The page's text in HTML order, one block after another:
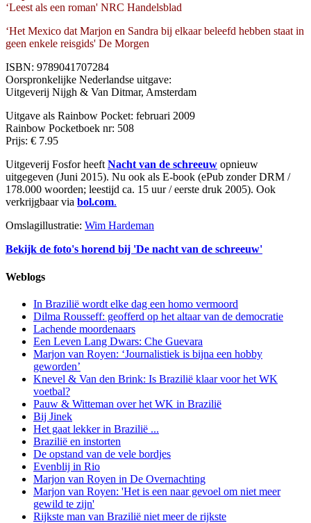
‘Leest als een roman' NRC Handelsblad
‘Het Mexico dat Marjon en Sandra bij elkaar beleefd hebben staat in
geen enkele reisgids' De Morgen
ISBN: 9789041707284
Oorspronkelijke Nederlandse uitgave:
Uitgeverij Nijgh & Van Ditmar, Amsterdam
Uitgave als Rainbow Pocket: februari 2009
Rainbow Pocketboek nr: 508
Prijs: € 7.95
Uitgeverij Fosfor heeftNacht van de schreeuw opnieuw
uitgegeven (Juni 2015). Nu ook als E-book (ePub zonder DRM /
178.000 woorden; leestijd ca. 15 uur / eerste druk 2005). Ook
verkrijgbaar via bol.com.
Omslagillustratie: Wim Hardeman
Bekijk de foto's horend bij 'De nacht van de schreeuw'
Weblogs
In Brazilië wordt elke dag een homo vermoord
Dilma Rousseff: geofferd op het altaar van de democratie
Lachende moordenaars
Een Leven Lang Dwars: Che Guevara
Marjon van Royen: ‘Journalistiek is bijna een hobby
geworden’
Knevel & Van den Brink: Is Brazilië klaar voor het WK
voetbal?
Pauw & Witteman over het WK in Brazilië
Bij Jinek
Het gaat lekker in Brazilië ...
Brazilië en instorten
De opstand van de vele bordjes
Evenblij in Rio
Marjon van Royen in De Overnachting
Marjon van Royen: 'Het is een naar gevoel om niet meer
gewild te zijn'
Rijkste man van Brazilië niet meer de rijkste